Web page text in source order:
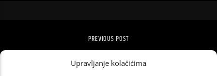
Upravljanje kolačićima
PREVIOUS POST
JOHN FRUSCIANTE SE VRAĆA U RED HOT
CHILI PEPPERS